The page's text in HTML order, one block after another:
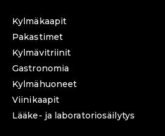
Kylmäkaapit
Pakastimet
Kylmävitriinit
Gastronomia
Kylmähuoneet
Viinikaapit
Lääke- ja laboratoriosäilytys